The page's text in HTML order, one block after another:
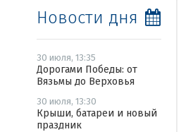
Новости дня
30 июля, 13:35
Дорогами Победы: от
Вязьмы до Верховья
30 июля, 13:30
Крыши, батареи и новый
праздник